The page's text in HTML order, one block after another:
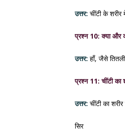
उत्तर: चींटी के शरीर
प्रश्न 10: क्या और
उत्तर: हाँ, जैसे
प्रश्न 11: चींटी का
उत्तर: चींटी का शरीर
सिर